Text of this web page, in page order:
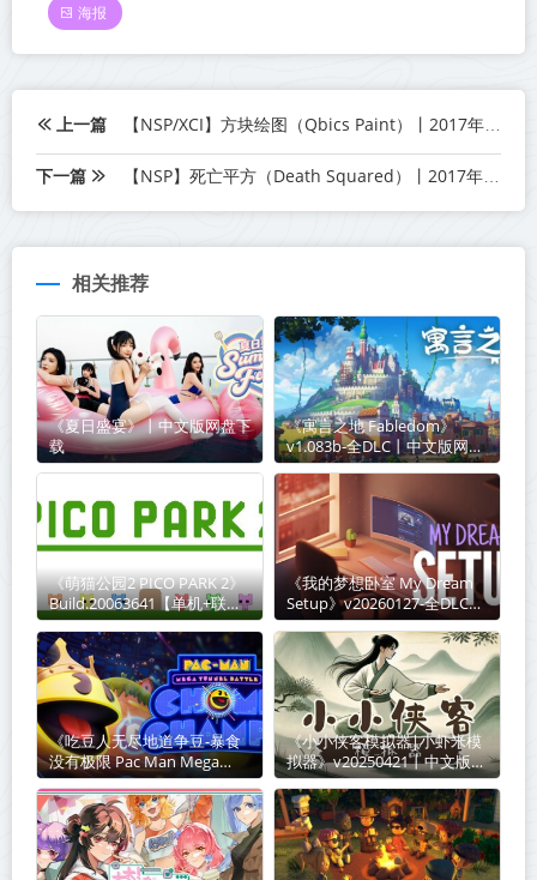
海报
上一篇 【NSP/XCI】方块绘图（Qbics Paint）丨2017年switch游戏丨阿里云盘/百度网盘
下一篇 【NSP】死亡平方（Death Squared）丨2017年switch游戏丨阿里云盘/百度网盘
相关推荐
《夏日盛宴》丨中文版网盘下
载
《寓言之地 Fabledom》
v1.083b-全DLC丨中文版网盘
下载
《萌猫公园2 PICO PARK 2》
Build.20063641【单机+联
机】丨中文版网盘下载
《我的梦想卧室 My Dream
Setup》v20260127-全DLC丨
中文版网盘下载
《吃豆人无尽地道争豆-暴食
没有极限 Pac Man Mega
Tunnel Battle Chomp
Champs》v1.17.2.3-附吃遍世
界+博物馆+【单机+联机】丨
中文版网盘下载
《小小侠客模拟器|小虾米模
拟器》v20250421丨中文版网
盘下载